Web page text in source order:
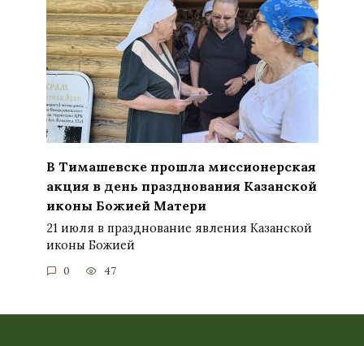
В Тимашевске прошла миссионерская
акция в день празднования Казанской
иконы Божией Матери
21 июля в празднование явления Казанской
иконы Божией
0 47